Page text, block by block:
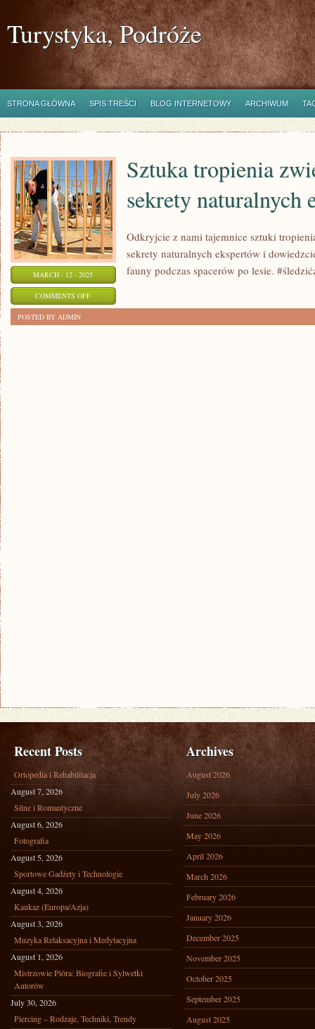
Turystyka, Podróże
STRONA GŁÓWNA SPIS TREŚCI BLOG INTERNETOWY ARCHIWUM
MARCH - 12 - 2025
COMMENTS OFFON
Sztuka tropienia
sekrety naturalnych
Odkryjcie z nami tajemnice sztuki
sekrety naturalnych ekspertów i
fauny podczas spacerów po lesie.
POSTED BY ADMIN
Recent Posts
Ortopedia i Rehabilitacja
August 7, 2026
Silne i Romantyczne
August 6, 2026
Fotografia
August 5, 2026
Sportowe Gadżety i Technologie
August 4, 2026
Kaukaz (Europa/Azja)
August 3, 2026
Muzyka Relaksacyjna i Medytacyjna
August 1, 2026
Mistrzowie Pióra: Biografie i Sylwetki
Autorów
July 30, 2026
Piercing – Rodzaje, Techniki, Trendy
Archives
August 2026
July 2026
June 2026
May 2026
April 2026
March 2026
February 2026
January 2026
December 2025
November 2025
October 2025
September 2025
August 2025